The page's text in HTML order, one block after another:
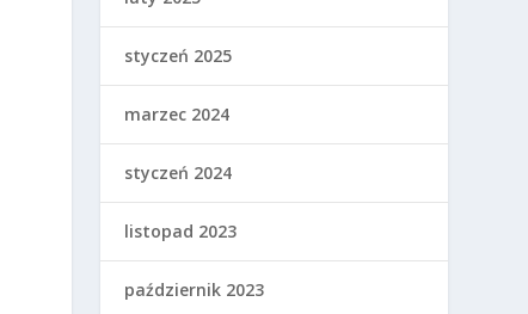
styczeń 2025
marzec 2024
styczeń 2024
listopad 2023
październik 2023